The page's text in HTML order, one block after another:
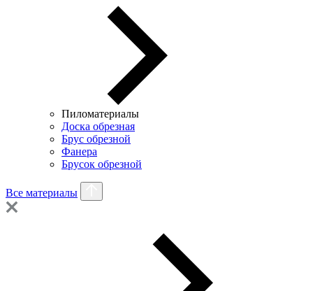
Пиломатериалы
Доска обрезная
Брус обрезной
Фанера
Брусок обрезной
Все материалы